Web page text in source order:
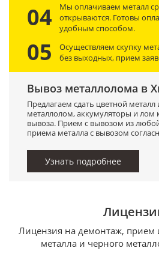
04
Мы оплачиваем металл
открываются. Готовы
удобным способом.
05
Осуществляем скупку
без выходных, прием
Вывоз металлолома в
Предлагаем сдать цветной
металлолом, аккумуляторы и лом
вывоза. Прием с вывозом из
приема металла с вывозом
Узнать подробнее
Лицензия на демонтаж, прием
металла и черного